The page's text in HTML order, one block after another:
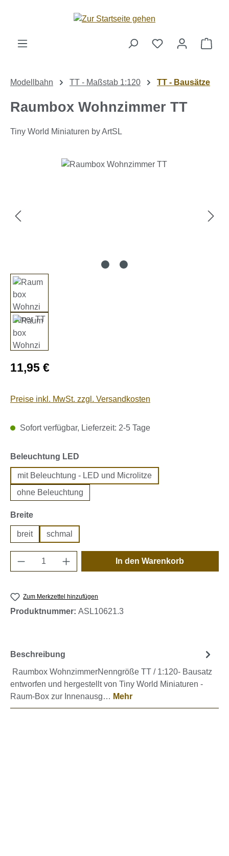
Zum Hauptinhalt springen
Modellbahn TT - Maßstab 1:120 TT - Bausätze
Raumbox Wohnzimmer TT
Tiny World Miniaturen by ArtSL
Bildergalerie überspringen
Regulärer Preis:
11,95 €
Preise inkl. MwSt. zzgl. Versandkosten
Sofort verfügbar, Lieferzeit: 2-5 Tage
Beleuchtung LED
mit Beleuchtung - LED und Microlitze
ohne Beleuchtung
Breiteauswählen
breit schmal
Produkt Anzahl: Gib den gewünschten
In den Warenkorb
Zum Merkzettel hinzufügen
Produktnummer: ASL10621.3
Beschreibung
Raumbox WohnzimmerNenngröße TT / 1:120- Bausatz
entworfen und hergestellt von Tiny World Miniaturen -
Raum-Box zur Innenausg… Mehr